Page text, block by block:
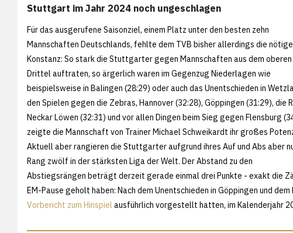
Stuttgart im Jahr 2024 noch ungeschlagen
Für das ausgerufene Saisonziel, einem Platz unter den besten zehn
Mannschaften Deutschlands, fehlte dem TVB bisher allerdings die nötige
Konstanz: So stark die Stuttgarter gegen Mannschaften aus dem oberen
Drittel auftraten, so ärgerlich waren im Gegenzug Niederlagen wie
beispielsweise in Balingen (28:29) oder auch das Unentschieden in
den Spielen gegen die Zebras, Hannover (32:28), Göppingen (31:29), die
Neckar Löwen (32:31) und vor allen Dingen beim Sieg gegen Flensburg
zeigte die Mannschaft von Trainer Michael Schweikardt ihr großes
Aktuell aber rangieren die Stuttgarter aufgrund ihres Auf und Abs aber
Rang zwölf in der stärksten Liga der Welt. Der Abstand zu den
Abstiegsrängen beträgt derzeit gerade einmal drei Punkte - exakt die
EM-Pause geholt haben: Nach dem Unentschieden in Göppingen und
Vorbericht zum Hinspiel ausführlich vorgestellt hatten, im Kalenderjahr